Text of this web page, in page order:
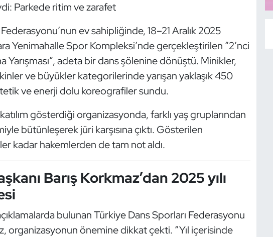
Parkede ritim ve zarafet
ev sahipliğinde, 18–21 Aralık 2025
Yenimahalle Spor Kompleksi’nde gerçekleştirilen “2’nci
Yarışması”, adeta bir dans şölenine dönüştü. Minikler,
ve büyükler kategorilerinde yarışan yaklaşık 450
ve enerji dolu koreografiler sundu.
gösterdiği organizasyonda, farklı yaş gruplarından
bütünleşerek jüri karşısına çıktı. Gösterilen
kadar hakemlerden de tam not aldı.
Barış Korkmaz’dan 2025 yılı
bulunan Türkiye Dans Sporları Federasyonu
organizasyonun önemine dikkat çekti. “Yıl içerisinde